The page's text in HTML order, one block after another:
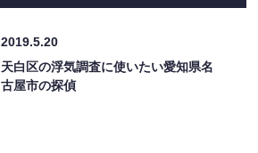
2019.5.20
天白区の浮気調査に使いたい愛知県名
古屋市の探偵